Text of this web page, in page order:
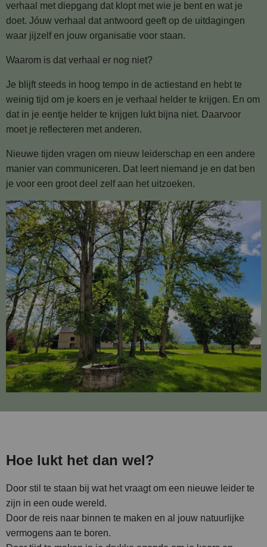
verhaal met diepgang dat klopt met wie je bent en wat je
doet. Jóuw verhaal dat antwoord geeft op de uitdagingen
waar jijzelf en jouw organisatie voor staan.
Waarom is dat verhaal er nog niet?
Je blijft steeds in hoog tempo in de actiestand en hebt te
weinig tijd om je koers en je verhaal helder te krijgen. En om
dat in je eentje helder te krijgen lukt bijna niet. Daarvoor
moet je reflecteren met anderen.
Nieuwe tijden vragen om nieuw leiderschap en een andere
manier van communiceren. Dat leert niemand je en dat ben
je voor een groot deel zelf aan het uitzoeken.
Hoe lukt het dan wel?
Door stil te staan bij wat het vraagt om een nieuwe leider te
zijn in een oude wereld.
Door de reis naar binnen te maken en al jouw natuurlijke
vermogens aan te boren.